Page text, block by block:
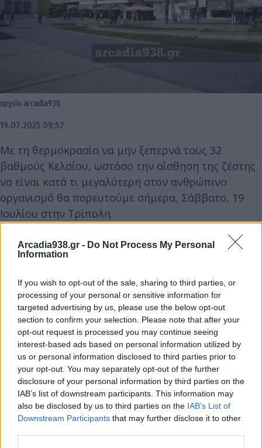
Arcadia938.gr - Do Not Process My Personal
Information
If you wish to opt-out of the sale, sharing to third parties, or
processing of your personal or sensitive information for
targeted advertising by us, please use the below opt-out
section to confirm your selection. Please note that after your
opt-out request is processed you may continue seeing
interest-based ads based on personal information utilized by
us or personal information disclosed to third parties prior to
your opt-out. You may separately opt-out of the further
disclosure of your personal information by third parties on the
IAB’s list of downstream participants. This information may
also be disclosed by us to third parties on the IAB’s List of
Downstream Participants that may further disclose it to other
αρχείο arcadia938
19.07.2025 09:57
Με τη θερμοκρασία να μην ξεπερνά τους 32
βαθμούς Κελσίου, ωστόσο την αίσθηση της ζέστης
να είναι κατά τι μεγαλύτερη στον ανθρώπινο
οργανισμό θα πορευτούμε σήμερα, Σάββατο, 19
Ιουλίου στην Τρίπολη.
Το δελτίο πρόγνωσης της Εθνικής Μετεωρολογικής
Υπηρεσίας δεν παρουσιάζει ιδιαίτερες διαφορές μ'
αυτό όλων των προηγούμενων ημερών.
Ο υδράργυρος θα κινηθεί μεταξύ 18 και 32 βαθμών
Κελσίου.
Διάβασε σχετικά
Τρίπολη: ο καιρός σήμερα, 16 Ιουλίου
Τρίπολη: ο καιρός σήμερα, 17 Ιουλίου